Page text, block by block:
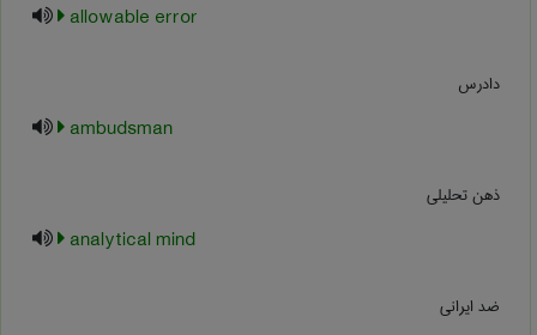
allowable error
دادرس
ambudsman
ذهن تحلیلی
analytical mind
ضد ایرانی